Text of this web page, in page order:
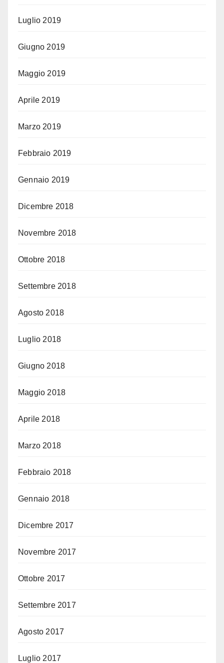
Luglio 2019
Giugno 2019
Maggio 2019
Aprile 2019
Marzo 2019
Febbraio 2019
Gennaio 2019
Dicembre 2018
Novembre 2018
Ottobre 2018
Settembre 2018
Agosto 2018
Luglio 2018
Giugno 2018
Maggio 2018
Aprile 2018
Marzo 2018
Febbraio 2018
Gennaio 2018
Dicembre 2017
Novembre 2017
Ottobre 2017
Settembre 2017
Agosto 2017
Luglio 2017